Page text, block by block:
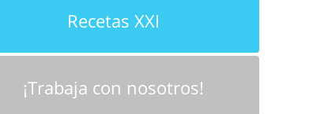
Recetas XXI
¡Trabaja con nosotros!